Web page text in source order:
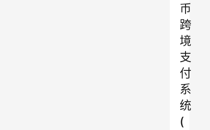
币
跨
境
支
付
系
统
(